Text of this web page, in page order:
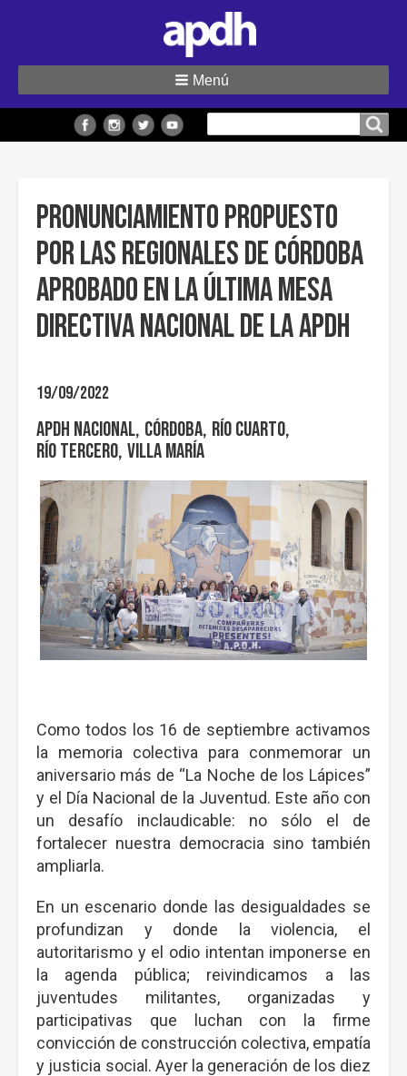
sitio
Menú
Pronunciamiento propuesto
por las regionales de Córdoba
aprobado en la última Mesa
Directiva Nacional de la APDH
19/09/2022
APDH Nacional Córdoba Río Cuarto
Río Tercero Villa María
Como todos los 16 de septiembre activamos
la memoria colectiva para conmemorar un
aniversario más de “La Noche de los Lápices”
y el Día Nacional de la Juventud. Este año con
un desafío inclaudicable: no sólo el de
fortalecer nuestra democracia sino también
ampliarla.
En un escenario donde las desigualdades se
profundizan y donde la violencia, el
autoritarismo y el odio intentan imponerse en
la agenda pública; reivindicamos a las
juventudes militantes, organizadas y
participativas que luchan con la firme
convicción de construcción colectiva, empatía
y justicia social. Ayer la generación de los diez